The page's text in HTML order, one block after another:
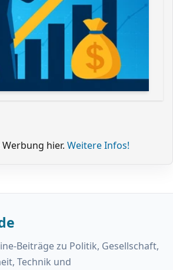
hier. Weitere Infos!
Beiträge zu Politik, Gesellschaft,
Technik und